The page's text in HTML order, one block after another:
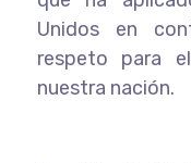
Unidos en
respeto para
nuestra nación.